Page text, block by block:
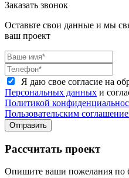
Заказать звонок
Оставьте свои данные и мы
ваш проект
Я даю свое согласие на
Персональных данных и
Политикой
Пользовательским
Отправить
Рассчитать проект
Опишите ваши пожелания по